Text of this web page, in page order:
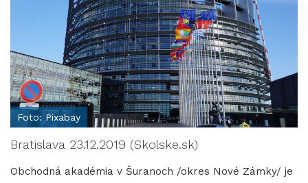
Foto: Pixabay
Bratislava 23.12.2019 (Skolske.sk)
Obchodná akadémia v Šuranoch /okres Nové Zámky/ je